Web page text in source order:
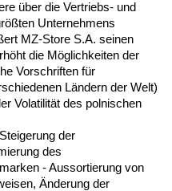
über die Vertriebs- und
Unternehmens
MZ-Store S.A. seinen
die Möglichkeiten der
Vorschriften für
Ländern der Welt)
Volatilität des polnischen
der
des
- Aussortierung von
Änderung der